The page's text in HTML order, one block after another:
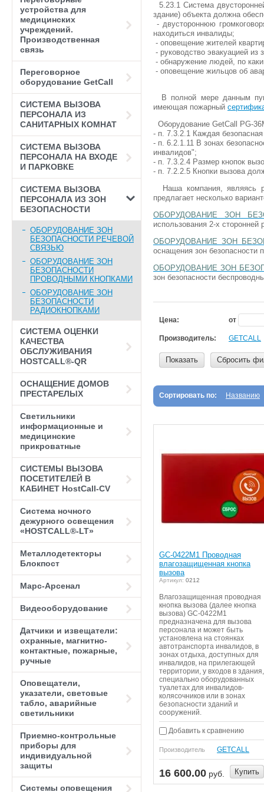
устройства для
медицинских
учреждений.
Производственная
связь
Переговорное
оборудование GetCall
СИСТЕМА ВЫЗОВА
ПЕРСОНАЛА ИЗ
САНИТАРНЫХ КОМНАТ
СИСТЕМА ВЫЗОВА
ПЕРСОНАЛА НА ВХОДЕ
И ПАРКОВКЕ
СИСТЕМА ВЫЗОВА
ПЕРСОНАЛА ИЗ ЗОН
БЕЗОПАСНОСТИ
ОБОРУДОВАНИЕ ЗОН
БЕЗОПАСНОСТИ РЕЧЕВОЙ
СВЯЗЬЮ
ОБОРУДОВАНИЕ ЗОН
БЕЗОПАСНОСТИ
ПРОВОДНЫМИ КНОПКАМИ
ОБОРУДОВАНИЕ ЗОН
БЕЗОПАСНОСТИ
РАДИОКНОПКАМИ
СИСТЕМА ОЦЕНКИ
КАЧЕСТВА
ОБСЛУЖИВАНИЯ
HOSTCALL®-QR
ОСНАЩЕНИЕ ДОМОВ
ПРЕСТАРЕЛЫХ
Светильники
информационные и
медицинские
прикроватные
СИСТЕМЫ ВЫЗОВА
ПОСЕТИТЕЛЕЙ В
КАБИНЕТ HostCall-CV
Система ночного
дежурного освещения
«HOSTCALL®-LT»
Металлодетекторы
Блокпост
Марс-Арсенал
Видеооборудование
Датчики и извещатели:
охранные, магнитно-
контактные, пожарные,
ручные
Оповещатели,
указатели, световые
табло, аварийные
светильники
Приемно-контрольные
приборы для
индивидуальной
защиты
Системы оповещения
5.23.1 Система
здание) объекта должна
- двустороннюю
находиться инвалиды;
- оповещение жителей
- руководство эвакуацией
- обнаружение людей, по
- оповещение жильцов об
В полной мере данным
имеющая пожарный
Оборудование GetCall PG-
- п. 7.3.2.1 Каждая
- п. 6.2.1.11 В зонах
инвалидов";
- п. 7.3.2.4 Размер кнопок
- п. 7.2.2.5 Кнопки вызова
Наша компания, являясь
предлагает несколько
ОБОРУДОВАНИЕ ЗОН
использования 2-х
ОБОРУДОВАНИЕ ЗОН
оснащения зон безопасности
ОБОРУДОВАНИЕ ЗОН
зон безопасности
Цена: от
Производитель: GETCALL
Показать Сбросить
Сортировать по: Названию
GC-0422M1 Проводная
влагозащищенная кнопка
вызова
Артикул: 0212
Влагозащищенная проводная
кнопка вызова (далее кнопка
вызова) GC-0422M1
предназначена для вызова
персонала и может быть
установлена на стоянках
автотранспорта инвалидов, в
зонах отдыха, доступных для
инвалидов, на прилегающей
территории, у входов в
специально оборудованных
туалетах для инвалидов-
колясочников или в зонах
безопасности зданий и
сооружений.
Добавить к сравнению
Производитель GETCALL
16 600.00 руб. Купить